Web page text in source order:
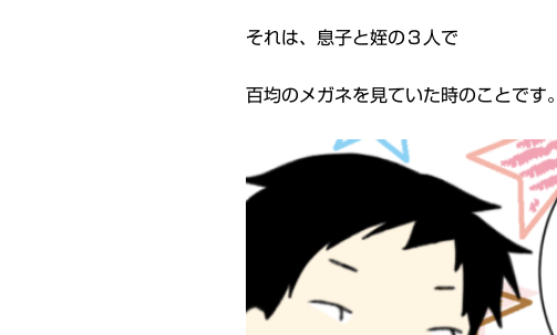
それは、息子と姪の３人で
百均のメガネを見ていた時のことです。